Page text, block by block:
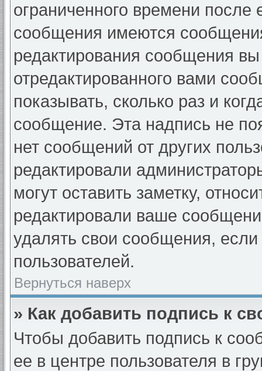
ограниченного времени
сообщения имеются
редактирования сообщения
отредактированного вами
показывать, сколько раз и
сообщение. Эта надпись не
нет сообщений от других
редактировали
могут оставить заметку,
редактировали ваше
удалять свои сообщения,
пользователей.
Вернуться наверх
» Как добавить подпись к
Чтобы добавить подпись к
ее в центре пользователя в